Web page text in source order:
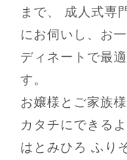
まで、
成人式専
にお伺いし、お
ディネートで最
す。
お嬢様とご家族
カタチにできるよ
はとみひろ ふり